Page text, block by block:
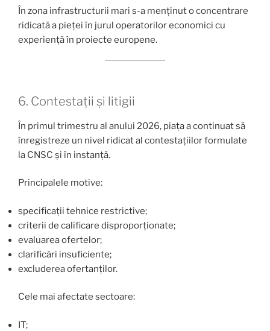
În zona infrastructurii mari s-a menținut o concentrare
ridicată a pieței în jurul operatorilor economici cu
experiență în proiecte europene.
6. Contestații și litigii
În primul trimestru al anului 2026, piața a continuat să
înregistreze un nivel ridicat al contestațiilor formulate
la CNSC și în instanță.
Principalele motive:
specificații tehnice restrictive;
criterii de calificare disproporționate;
evaluarea ofertelor;
clarificări insuficiente;
excluderea ofertanților.
Cele mai afectate sectoare:
IT;